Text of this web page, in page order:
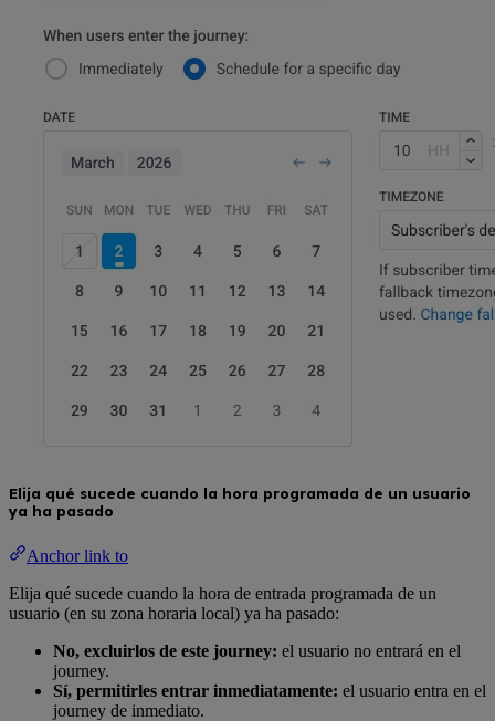
Elija qué sucede cuando la hora programada de un usuario
ya ha pasado
Anchor link to
Elija qué sucede cuando la hora de entrada programada de un
usuario (en su zona horaria local) ya ha pasado:
No, excluirlos de este journey: el usuario no entrará en el
journey.
Sí, permitirles entrar inmediatamente: el usuario entra en el
journey de inmediato.